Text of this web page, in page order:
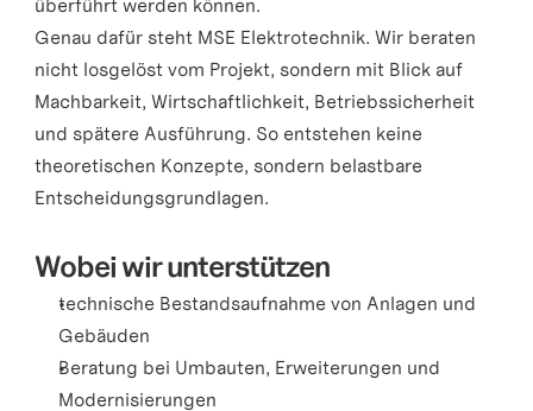
überführt werden können.
Genau dafür steht MSE Elektrotechnik. Wir beraten
nicht losgelöst vom Projekt, sondern mit Blick auf
Machbarkeit, Wirtschaftlichkeit, Betriebssicherheit
und spätere Ausführung. So entstehen keine
theoretischen Konzepte, sondern belastbare
Entscheidungsgrundlagen.
Wobei wir unterstützen
technische Bestandsaufnahme von Anlagen und
Gebäuden
Beratung bei Umbauten, Erweiterungen und
Modernisierungen